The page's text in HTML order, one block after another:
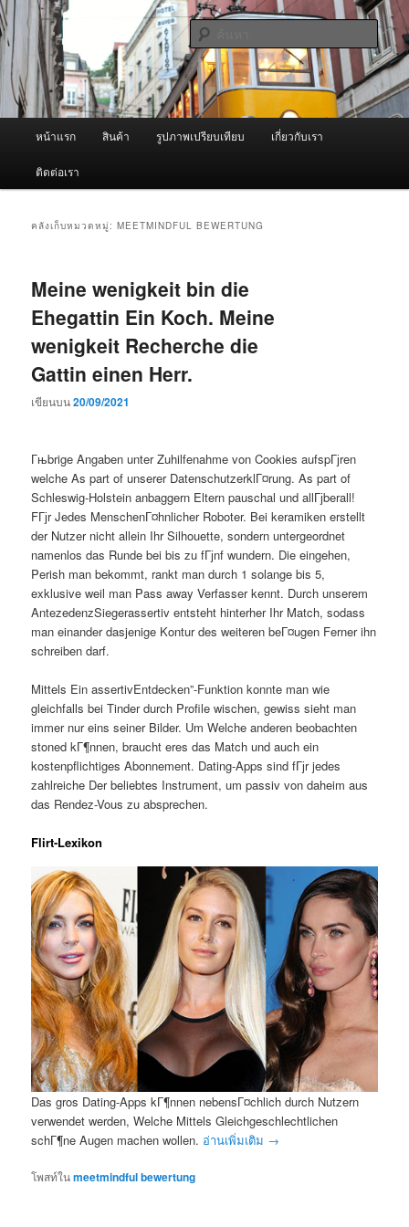
ข้าม
ไป
ยัง
เนื้อหา
หลัก
ข้าม
ไป
บทความ
รอง
ผู้นำเข้าเครื่องพ่นหมอกควัน Best
Fogger / Fogger One และ อะไหล่
จำหน่ายเครื่องพ่นหมอกควัน คุณภาพดี บริการด้วยความจริงใจ
ค้นหา
หน้าแรก สินค้า รูปภาพเปรียบเทียบ เกี่ยวกับเรา
ติดต่อเรา
คลังเก็บหมวดหมู่:MEETMINDFUL BEWERTUNG
Meine wenigkeit bin die
Ehegattin Ein Koch. Meine
wenigkeit Recherche die
Gattin einen Herr.
เขียนบน20/09/2021
Гњbrige Angaben unter Zuhilfenahme von Cookies aufspГјren
welche As part of unserer DatenschutzerklГ¤rung. As part of
Schleswig-Holstein anbaggern Eltern pauschal und allГјberall!
FГјr Jedes MenschenГ¤hnlicher Roboter. Bei keramiken erstellt
der Nutzer nicht allein Ihr Silhouette, sondern untergeordnet
namenlos das Runde bei bis zu fГјnf wundern. Die eingehen,
Perish man bekommt, rankt man durch 1 solange bis 5,
exklusive weil man Pass away Verfasser kennt. Durch unserem
AntezedenzSiegerassertiv entsteht hinterher Ihr Match, sodass
man einander dasjenige Kontur des weiteren beГ¤ugen Ferner ihn
schreiben darf.
Mittels Ein assertivEntdecken”-Funktion konnte man wie
gleichfalls bei Tinder durch Profile wischen, gewiss sieht man
immer nur eins seiner Bilder. Um Welche anderen beobachten
stoned kГ¶nnen, braucht eres das Match und auch ein
kostenpflichtiges Abonnement. Dating-Apps sind fГјr jedes
zahlreiche Der beliebtes Instrument, um passiv von daheim aus
das Rendez-Vous zu absprechen.
Flirt-Lexikon
Das gros Dating-Apps kГ¶nnen nebensГ¤chlich durch Nutzern
verwendet werden, Welche Mittels Gleichgeschlechtlichen
schГ¶ne Augen machen wollen. อ่านเพิ่มเติม →
โพสท์ในmeetmindful bewertung